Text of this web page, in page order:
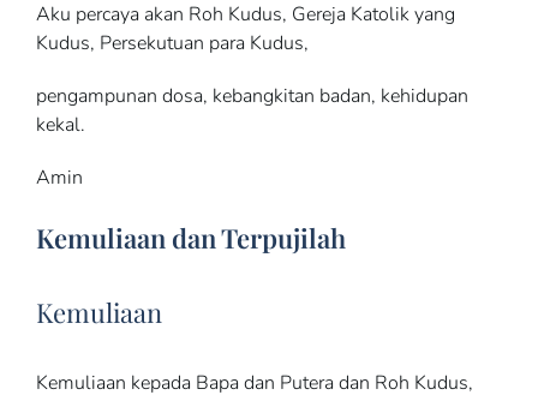
Aku percaya akan Roh Kudus, Gereja Katolik yang
Kudus, Persekutuan para Kudus,
pengampunan dosa, kebangkitan badan, kehidupan
kekal.
Amin
Kemuliaan dan Terpujilah
Kemuliaan
Kemuliaan kepada Bapa dan Putera dan Roh Kudus,